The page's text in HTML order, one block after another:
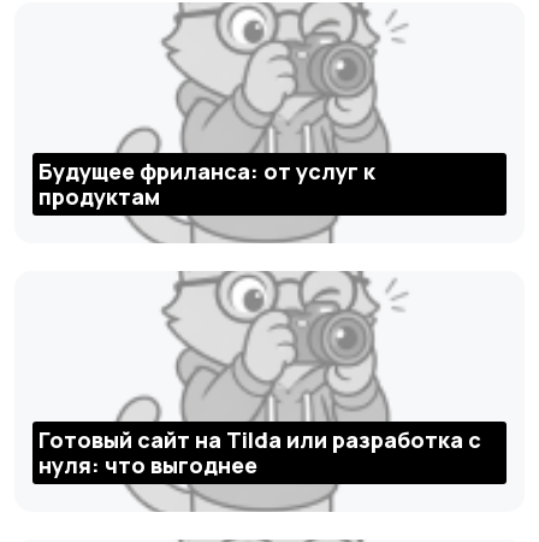
Будущее фриланса: от услуг к
продуктам
Готовый сайт на Tilda или разработка с
нуля: что выгоднее